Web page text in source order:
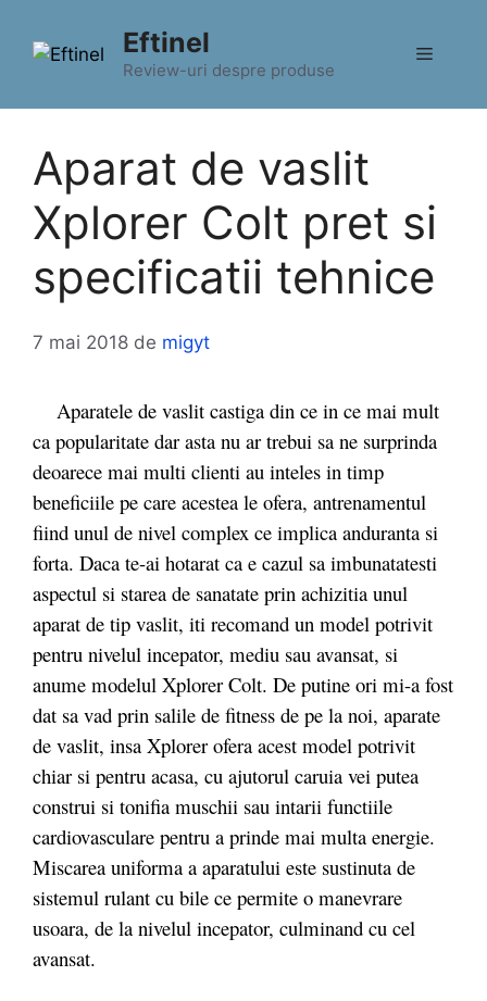
conținut
Eftinel
Review-uri despre produse
Meniu
Aparat de vaslit
Xplorer Colt pret si
specificatii tehnice
7 mai 2018 de migyt
Aparatele de vaslit castiga din ce in ce mai mult
ca popularitate dar asta nu ar trebui sa ne surprinda
deoarece mai multi clienti au inteles in timp
beneficiile pe care acestea le ofera, antrenamentul
fiind unul de nivel complex ce implica anduranta si
forta. Daca te-ai hotarat ca e cazul sa imbunatatesti
aspectul si starea de sanatate prin achizitia unul
aparat de tip vaslit, iti recomand un model potrivit
pentru nivelul incepator, mediu sau avansat, si
anume modelul Xplorer Colt. De putine ori mi-a fost
dat sa vad prin salile de fitness de pe la noi, aparate
de vaslit, insa Xplorer ofera acest model potrivit
chiar si pentru acasa, cu ajutorul caruia vei putea
construi si tonifia muschii sau intarii functiile
cardiovasculare pentru a prinde mai multa energie.
Miscarea uniforma a aparatului este sustinuta de
sistemul rulant cu bile ce permite o manevrare
usoara, de la nivelul incepator, culminand cu cel
avansat.